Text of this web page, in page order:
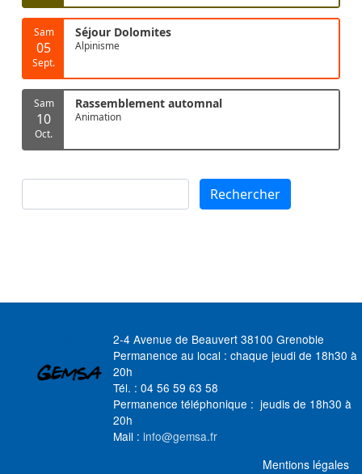
Sam
05
Sept.
Séjour Dolomites
Alpinisme
Sam
10
Oct.
Rassemblement automnal
Animation
Rechercher Rechercher
2-4 Avenue de Beauvert 38100 Grenoble
Permanence au local : chaque jeudi de 18h30 à
20h
Tél. : 04 56 59 63 58
Permanence téléphonique : jeudis de 18h30 à
20h
Mail : info@gemsa.fr
Mentions légales